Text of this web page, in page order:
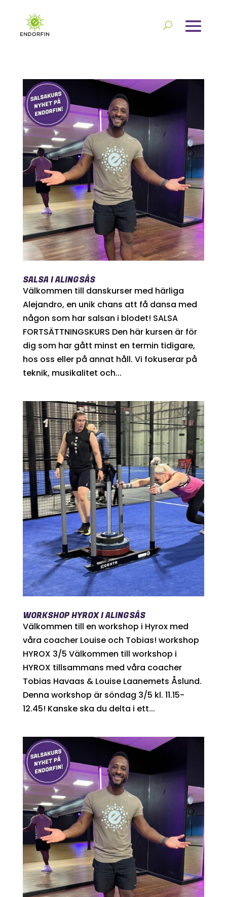
SALSA I ALINGSÅS
Välkommen till danskurser med härliga
Alejandro, en unik chans att få dansa med
någon som har salsan i blodet! SALSA
FORTSÄTTNINGSKURS Den här kursen är för
dig som har gått minst en termin tidigare,
hos oss eller på annat håll. Vi fokuserar på
teknik, musikalitet och...
WORKSHOP HYROX I ALINGSÅS
Välkommen till en workshop i Hyrox med
våra coacher Louise och Tobias! workshop
HYROX 3/5 Välkommen till workshop i
HYROX tillsammans med våra coacher
Tobias Havaas & Louise Laanemets Åslund.
Denna workshop är söndag 3/5 kl. 11.15-
12.45! Kanske ska du delta i ett...